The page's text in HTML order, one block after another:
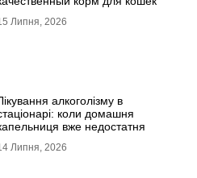
Липня, 2026
алкоголізму в
коли домашня
вже недостатня
Липня, 2026